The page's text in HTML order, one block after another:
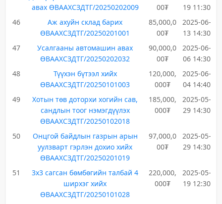
авах ӨВААХСЗДТГ/20250202009
00₮
19 11:30
46
Аж ахуйн склад барих
ӨВААХСЗДТГ/20250201001
85,000,0
00₮
2025-06-
13 14:30
47
Усалгааны автомашин авах
ӨВААХСЗДТГ/20250202032
90,000,0
00₮
2025-06-
06 14:30
48
Түүхэн бүтээл хийх
ӨВААХСЗДТГ/20250101003
120,000,
000₮
2025-06-
04 14:40
49
Хотын төв доторхи хогийн сав,
сандлын тоог нэмэгдүүлэх
ӨВААХСЗДТГ/20250102018
185,000,
000₮
2025-05-
29 14:30
50
Онцгой байдлын газрын арын
уулзварт гэрлэн дохио хийх
ӨВААХСЗДТГ/20250201019
97,000,0
00₮
2025-05-
29 14:30
51
3х3 сагсан бөмбөгийн талбай 4
ширхэг хийх
ӨВААХСЗДТГ/20250101028
220,000,
000₮
2025-05-
19 12:30